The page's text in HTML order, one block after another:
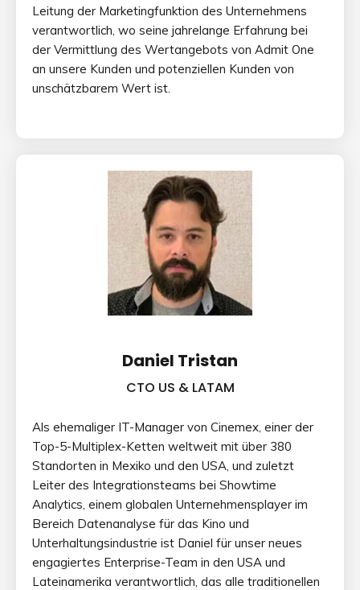
Leitung der Marketingfunktion des Unternehmens
verantwortlich, wo seine jahrelange Erfahrung bei
der Vermittlung des Wertangebots von Admit One
an unsere Kunden und potenziellen Kunden von
unschätzbarem Wert ist.
Daniel Tristan
CTO US & LATAM
Als ehemaliger IT-Manager von Cinemex, einer der
Top-5-Multiplex-Ketten weltweit mit über 380
Standorten in Mexiko und den USA, und zuletzt
Leiter des Integrationsteams bei Showtime
Analytics, einem globalen Unternehmensplayer im
Bereich Datenanalyse für das Kino und
Unterhaltungsindustrie ist Daniel für unser neues
engagiertes Enterprise-Team in den USA und
Lateinamerika verantwortlich, das alle traditionellen